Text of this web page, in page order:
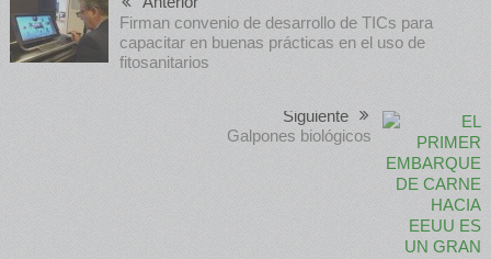
Firman convenio de desarrollo de TICs para
capacitar en buenas prácticas en el uso de
fitosanitarios
Siguiente
Galpones biológicos